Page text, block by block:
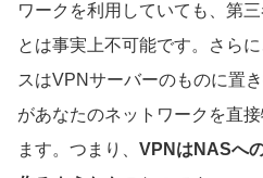
ワークを利用していても、第
とは事実上不可能です。さら
スはVPNサーバーのものに置
があなたのネットワークを直
ます。つまり、 VPNはNASへ